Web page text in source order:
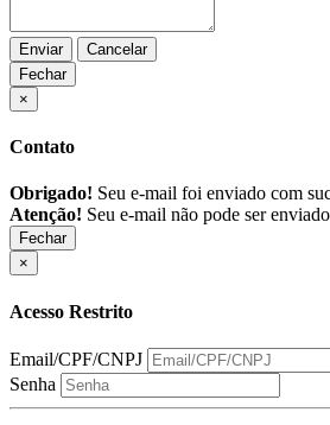
Enviar
Cancelar
Fechar
×
Contato
Obrigado! Seu e-mail foi enviado com
Atenção! Seu e-mail não pode ser
Fechar
×
Acesso Restrito
Email/CPF/CNPJ
Senha